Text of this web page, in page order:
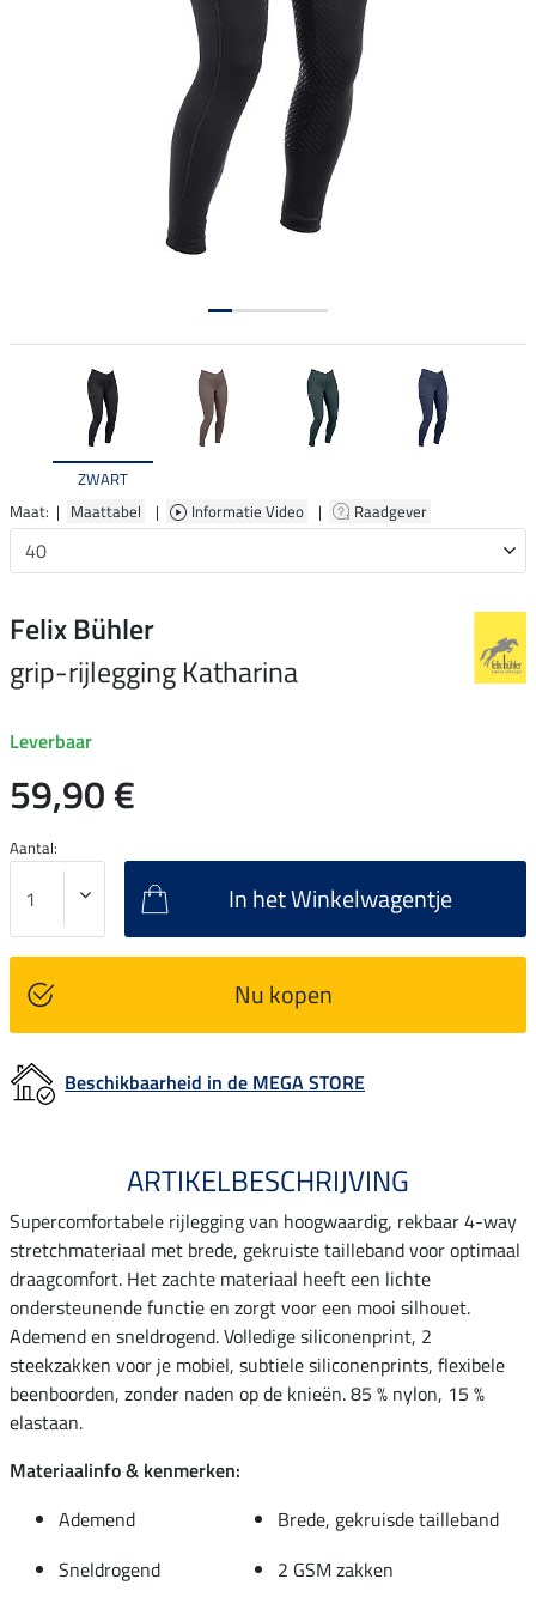
ZWART
Maat: | Maattabel | Informatie Video | Raadgever
Felix Bühler
grip-rijlegging Katharina
Leverbaar
59,90 €
Aantal:
In het Winkelwagentje
Nu kopen
Beschikbaarheid in de MEGA STORE
ARTIKELBESCHRIJVING
Supercomfortabele rijlegging van hoogwaardig, rekbaar 4-way
stretchmateriaal met brede, gekruiste tailleband voor optimaal
draagcomfort. Het zachte materiaal heeft een lichte
ondersteunende functie en zorgt voor een mooi silhouet.
Ademend en sneldrogend. Volledige siliconenprint, 2
steekzakken voor je mobiel, subtiele siliconenprints, flexibele
beenboorden, zonder naden op de knieën. 85 % nylon, 15 %
elastaan.
Materiaalinfo & kenmerken:
Ademend
Brede, gekruisde tailleband
Sneldrogend
2 GSM zakken